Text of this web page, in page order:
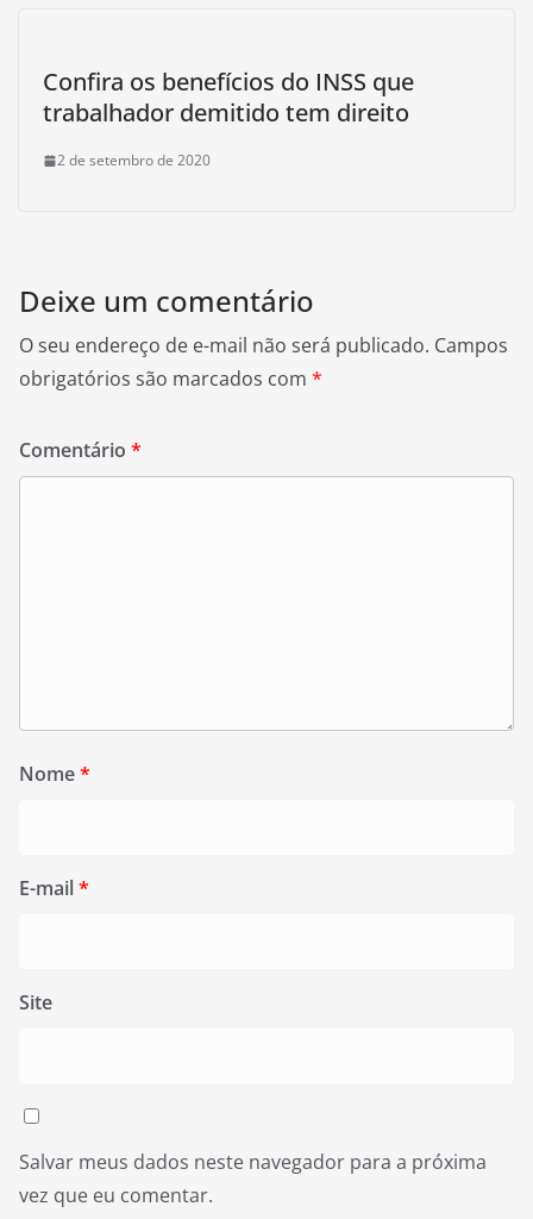
Confira os benefícios do INSS que
trabalhador demitido tem direito
2 de setembro de 2020
Deixe um comentário
O seu endereço de e-mail não será publicado. Campos
obrigatórios são marcados com *
Comentário *
Nome*
E-mail*
Site
Salvar meus dados neste navegador para a próxima
vez que eu comentar.